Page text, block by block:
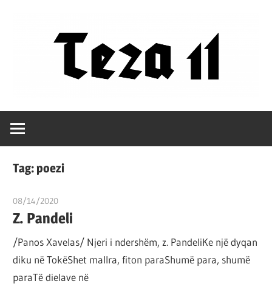
Teza
11
vetëm
shpjeguar
të
ndryshme
botën,
por
Tag:poezi
08/14/2020
Z. Pandeli
/Panos Xavelas/ Njeri i ndershëm, z. PandeliKe një dyqan
diku në TokëShet mallra, fiton paraShumë para, shumë
paraTë dielave në